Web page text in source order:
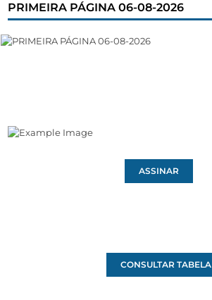
PRIMEIRA PÁGINA 06-08-2026
ASSINAR
CONSULTAR TABELA